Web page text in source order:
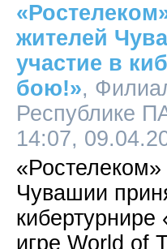
жителей
участие в
бою!»,
Республике
14:07,
Чувашии
игре World of